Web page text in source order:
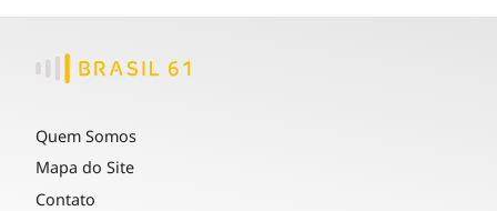
Quem Somos
Mapa do Site
Contato